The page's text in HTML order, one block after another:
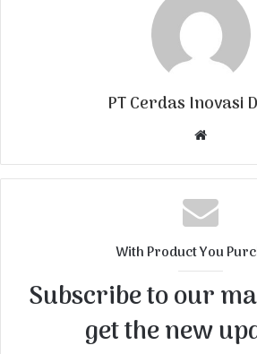
PT Cerdas Inovasi
b
s
i
With Product You
Subscribe to our
get the new